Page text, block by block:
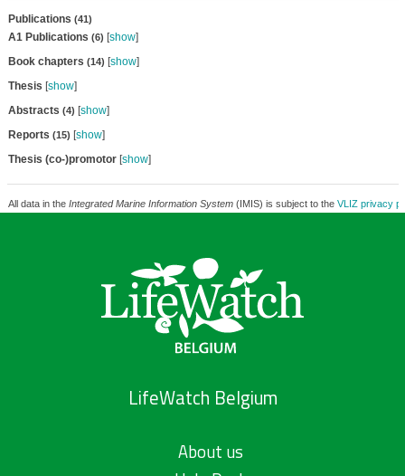
Publications (41)
A1 Publications (6) [show]
Book chapters (14) [show]
Thesis [show]
Abstracts (4) [show]
Reports (15) [show]
Thesis (co-)promotor[show]
All data in the Integrated Marine Information System(IMIS) is subject to the VLIZ privacy
LifeWatch Belgium
About us